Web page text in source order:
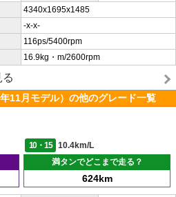
4340x1695x1485
-x-x-
116ps/5400rpm
16.9kg・m/2600rpm
11月モデル）の他のグレード一覧
10・15
10.4km/L
満タンでどこまで走る？
624km